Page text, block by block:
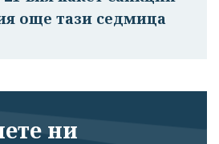
още тази седмица
ни